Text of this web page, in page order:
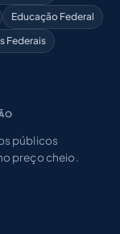
Educação Federal
Federais
públicos
preço cheio.